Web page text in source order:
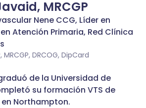
MRCGP
Nene CCG, Líder en
Atención Primaria, Red Clínica
MRCGP, DRCOG, DipCard
de la Universidad de
su formación VTS de
Northampton.